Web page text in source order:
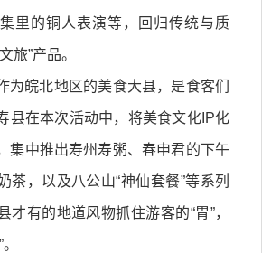
里的铜人表演等，回归传统与质
旅”产品。
为皖北地区的美食大县，是食客们
县在本次活动中，将美食文化IP化
集中推出寿州寿粥、春申君的下午
茶，以及八公山“神仙套餐”等系列
才有的地道风物抓住游客的“胃”，